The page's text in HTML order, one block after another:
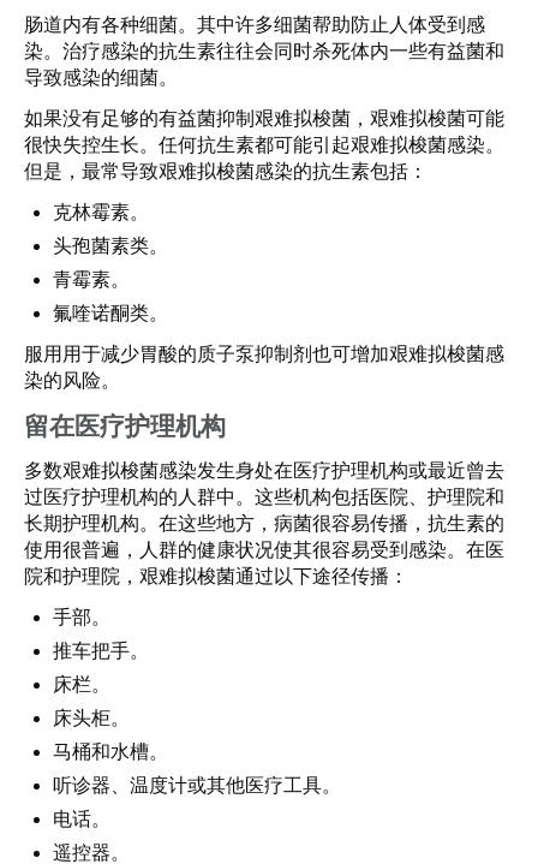
肠道内有各种细菌。其中许多细菌帮助防止人体受到感
染。治疗感染的抗生素往往会同时杀死体内一些有益菌和
导致感染的细菌。
如果没有足够的有益菌抑制艰难拟梭菌，艰难拟梭菌可能
很快失控生长。任何抗生素都可能引起艰难拟梭菌感染。
但是，最常导致艰难拟梭菌感染的抗生素包括：
克林霉素。
头孢菌素类。
青霉素。
氟喹诺酮类。
服用用于减少胃酸的质子泵抑制剂也可增加艰难拟梭菌感
染的风险。
留在医疗护理机构
多数艰难拟梭菌感染发生身处在医疗护理机构或最近曾去
过医疗护理机构的人群中。这些机构包括医院、护理院和
长期护理机构。在这些地方，病菌很容易传播，抗生素的
使用很普遍，人群的健康状况使其很容易受到感染。在医
院和护理院，艰难拟梭菌通过以下途径传播：
手部。
推车把手。
床栏。
床头柜。
马桶和水槽。
听诊器、温度计或其他医疗工具。
电话。
遥控器。